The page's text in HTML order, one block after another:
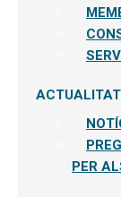
ACTUALITAT
PER